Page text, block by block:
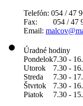
Telefón: 054 / 47
Fax: 054 / 47
Email:
Úradné hodiny
Pondelok7.30 -
Utorok
7.30 -
Streda
7.30 -
Štvrtok
7.30 -
Piatok
7.30 -